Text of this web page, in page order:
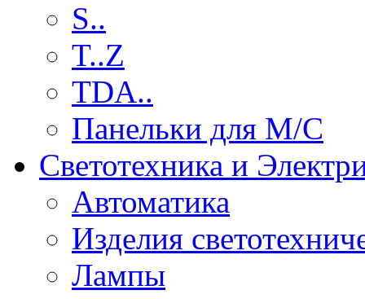
S..
T..Z
TDA..
Панельки для М/С
Светотехника и
Автоматика
Изделия
Лампы